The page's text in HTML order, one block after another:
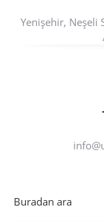
Yenişehir, Neşeli
Buradan ara